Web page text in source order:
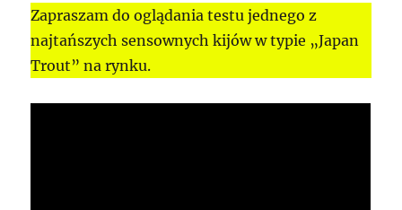
Zapraszam do oglądania testu jednego z
najtańszych sensownych kijów w typie „Japan
Trout” na rynku.